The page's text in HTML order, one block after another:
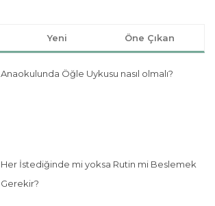
Yeni Öne Çıkan
Anaokulunda Öğle Uykusu nasıl olmalı?
Her İstediğinde mi yoksa Rutin mi Beslemek
Gerekir?